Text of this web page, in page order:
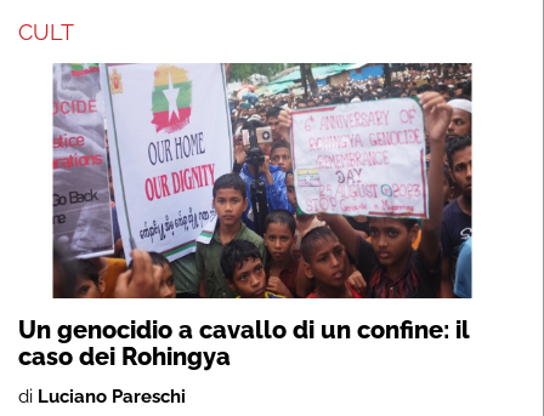
CULT
Un genocidio a cavallo di un confine: il
caso dei Rohingya
di Luciano Pareschi